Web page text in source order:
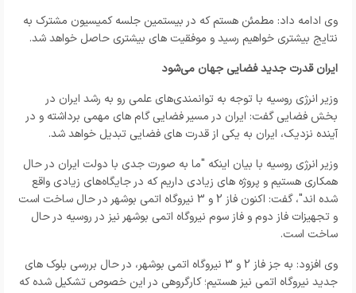
وی ادامه داد: مطمئن هستم که در بیستمین جلسه کمیسیون مشترک به
نتایج بیشتری خواهیم رسید و موفقیت های بیشتری حاصل خواهد شد.
ایران قدرت جدید فضایی جهان می‌شود
وزیر انرژی روسیه با توجه به توانمندی‌های علمی رو به رشد ایران در
بخش فضایی گفت: ایران در مسیر فضایی گام های مهمی برداشته و در
آینده نزدیک، ایران به یکی از قدرت های فضایی تبدیل خواهد شد.
وزیر انرژی روسیه با بیان اینکه "ما به صورت جدی با دولت ایران در حال
همکاری هستیم و پروژه های زیادی داریم که در جایگاه‌های زیادی واقع
شده اند"، گفت: اکنون فاز 2 و 3 نیروگاه اتمی بوشهر در حال ساخت است
و تجهیزات فاز دوم و فاز سوم نیروگاه اتمی بوشهر نیز در روسیه در حال
ساخت است.
وی افزود: به جز فاز 2 و 3 نیروگاه اتمی بوشهر، در حال بررسی بلوک های
جدید نیروگاه اتمی نیز هستیم؛ کارگروهی در این خصوص تشکیل شده که